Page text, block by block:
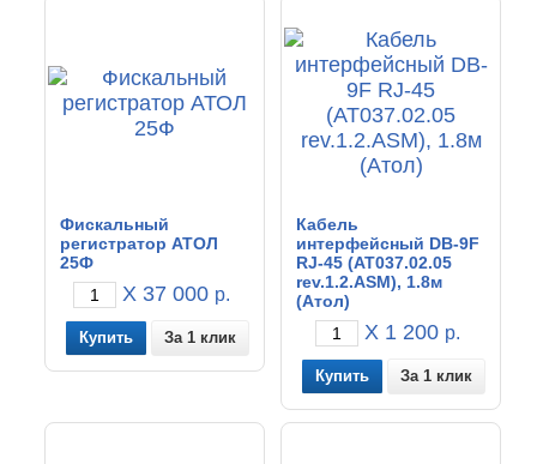
Фискальный
регистратор АТОЛ
25Ф
X 37 000 р.
За 1 клик
Кабель
интерфейсный DB-9F
RJ-45 (АТ037.02.05
rev.1.2.ASM), 1.8м
(Атол)
X 1 200 р.
За 1 клик